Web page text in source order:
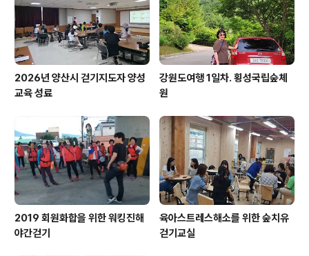
2026년 양산시 걷기지도자 양성
교육 성료
강원도여행 1일차. 횡성국립숲체
원
2019 회원화합을 위한 워킹진해
야간걷기
육아스트레스해소를 위한 숲치유
걷기교실